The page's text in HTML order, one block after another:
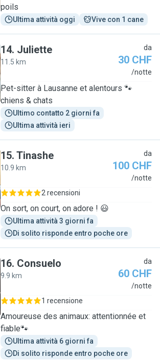
poils
Ultima attività oggi Vive con 1 cane
14. Juliette
11.5 km
da
30 CHF
/notte
Pet-sitter à Lausanne et alentours 🐾
chiens & chats
Ultimo contatto 2 giorni fa
Ultima attività ieri
15. Tinashe
10.9 km
da
100 CHF
/notte
2 recensioni
On sort, on court, on adore ! 😃
Ultima attività 3 giorni fa
Di solito risponde entro poche ore
16. Consuelo
9.9 km
da
60 CHF
/notte
1 recensione
Amoureuse des animaux: attentionnée et
fiable🐾
Ultima attività 6 giorni fa
Di solito risponde entro poche ore